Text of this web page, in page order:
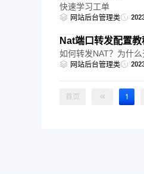
快速学习工单
网站后台管理类
Nat端口转发配置教
如何转发NAT？为什么
网站后台管理类
首页 1